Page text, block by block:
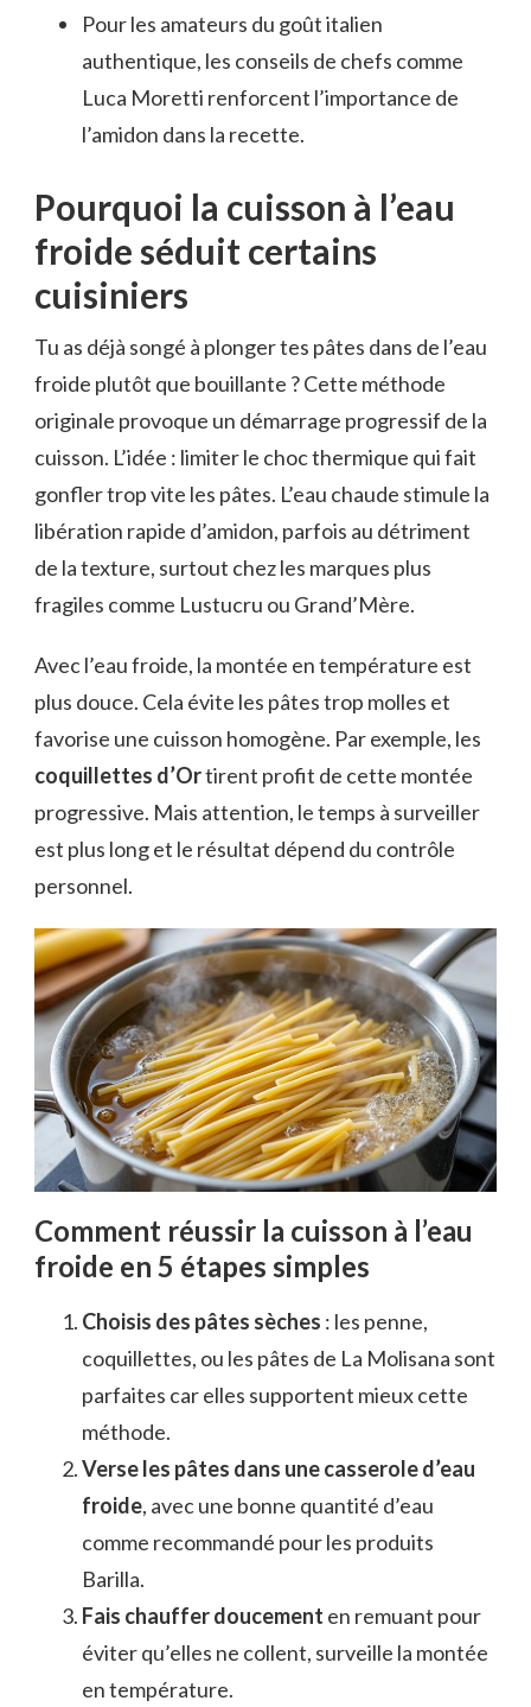
Pour les amateurs du goût italien
authentique, les conseils de chefs comme
Luca Moretti renforcent l’importance de
l’amidon dans la recette.
Pourquoi la cuisson à l’eau
froide séduit certains
cuisiniers
Tu as déjà songé à plonger tes pâtes dans de l’eau
froide plutôt que bouillante ? Cette méthode
originale provoque un démarrage progressif de la
cuisson. L’idée : limiter le choc thermique qui fait
gonfler trop vite les pâtes. L’eau chaude stimule la
libération rapide d’amidon, parfois au détriment
de la texture, surtout chez les marques plus
fragiles comme Lustucru ou Grand’Mère.
Avec l’eau froide, la montée en température est
plus douce. Cela évite les pâtes trop molles et
favorise une cuisson homogène. Par exemple, les
coquillettes d’Ortirent profit de cette montée
progressive. Mais attention, le temps à surveiller
est plus long et le résultat dépend du contrôle
personnel.
Comment réussir la cuisson à l’eau
froide en 5 étapes simples
Choisis des pâtes sèches : les penne,
coquillettes, ou les pâtes de La Molisana sont
parfaites car elles supportent mieux cette
méthode.
Verse les pâtes dans une casserole d’eau
froide, avec une bonne quantité d’eau
comme recommandé pour les produits
Barilla.
Fais chauffer doucement en remuant pour
éviter qu’elles ne collent, surveille la montée
en température.